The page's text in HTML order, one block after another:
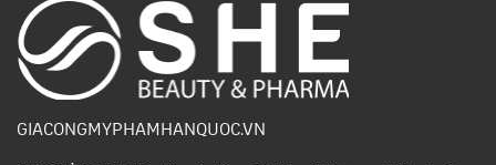
GIACONGMYPHAMHANQUOC.VN